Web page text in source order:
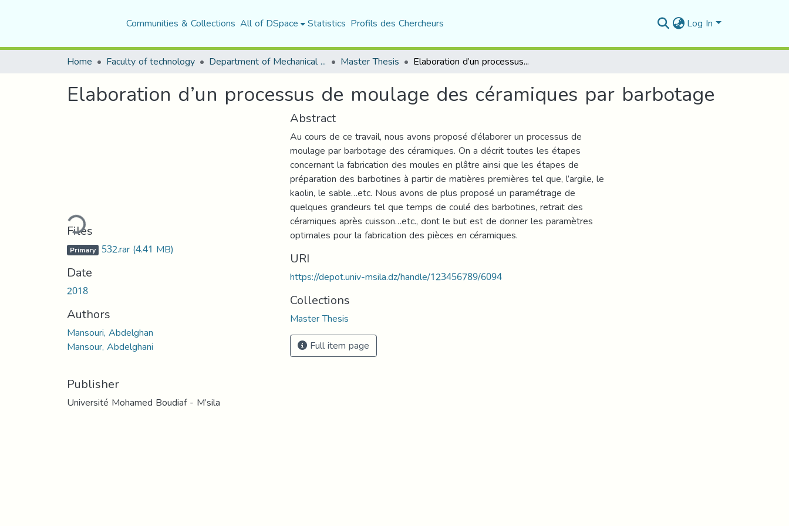
Communities & Collections All of DSpace Statistics Profils des Chercheurs Log In
Home Faculty of technology Department of Mechanical Engineering Master Thesis Elaboration d’un processus de moulage des céramiques par barbotage
Elaboration d’un processus de moulage des céramiques par barbotage
Loading...
Files
Primary 532.rar(4.41 MB)
Date
2018
Authors
Mansouri, Abdelghan
Mansour, Abdelghani
Publisher
Université Mohamed Boudiaf - M’sila
Abstract
Au cours de ce travail, nous avons proposé d’élaborer un processus de
moulage par barbotage des céramiques. On a décrit toutes les étapes
concernant la fabrication des moules en plâtre ainsi que les étapes de
préparation des barbotines à partir de matières premières tel que, l’argile, le
kaolin, le sable…etc. Nous avons de plus proposé un paramétrage de
quelques grandeurs tel que temps de coulé des barbotines, retrait des
céramiques après cuisson…etc., dont le but est de donner les paramètres
optimales pour la fabrication des pièces en céramiques.
URI
https://depot.univ-msila.dz/handle/123456789/6094
Collections
Master Thesis
Full item page